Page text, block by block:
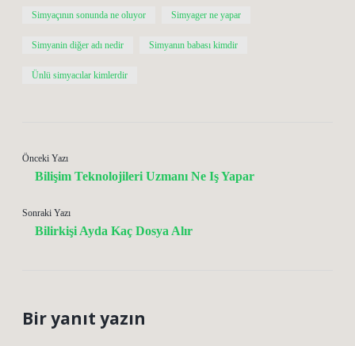
Simyaçının sonunda ne oluyor Simyager ne yapar
Simyanin diğer adı nedir Simyanın babası kimdir
Ünlü simyacılar kimlerdir
Önceki Yazı
Bilişim Teknolojileri Uzmanı Ne Iş Yapar
Sonraki Yazı
Bilirkişi Ayda Kaç Dosya Alır
Bir yanıt yazın